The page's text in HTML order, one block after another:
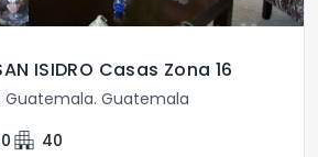
ISIDRO Casas Zona 16
Guatemala. Guatemala
apartment 40